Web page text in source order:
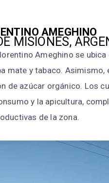
AMEGHINO
MISIONES,
Ameghino se
mate y tabaco. Asimismo,
de azúcar orgánico. Los
y la apicultura,
de la zona.